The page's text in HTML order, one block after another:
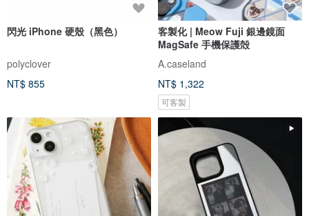
閃光 iPhone 硬殼（黑色）
polyclover
NT$ 855
客製化 | Meow Fuji 銀邊鏡面
MagSafe 手機保護殻
A.caseland
NT$ 1,322
可客製